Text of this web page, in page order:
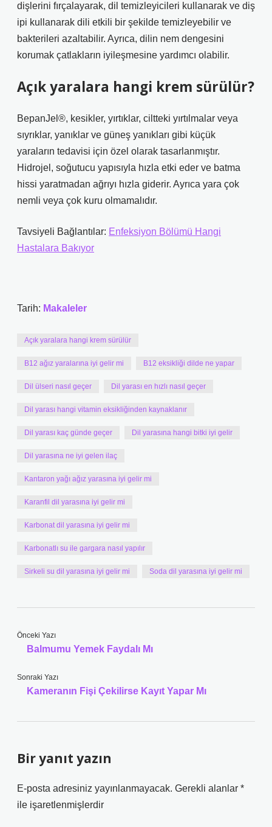
dişlerini fırçalayarak, dil temizleyicileri kullanarak ve diş
ipi kullanarak dili etkili bir şekilde temizleyebilir ve
bakterileri azaltabilir. Ayrıca, dilin nem dengesini
korumak çatlakların iyileşmesine yardımcı olabilir.
Açık yaralara hangi krem sürülür?
BepanJel®, kesikler, yırtıklar, ciltteki yırtılmalar veya
sıyrıklar, yanıklar ve güneş yanıkları gibi küçük
yaraların tedavisi için özel olarak tasarlanmıştır.
Hidrojel, soğutucu yapısıyla hızla etki eder ve batma
hissi yaratmadan ağrıyı hızla giderir. Ayrıca yara çok
nemli veya çok kuru olmamalıdır.
Tavsiyeli Bağlantılar: Enfeksiyon Bölümü Hangi
Hastalara Bakıyor
Tarih: Makaleler
Açık yaralara hangi krem sürülür
B12 ağız yaralarına iyi gelir mi B12 eksikliği dilde ne yapar
Dil ülseri nasıl geçer Dil yarası en hızlı nasıl geçer
Dil yarası hangi vitamin eksikliğinden kaynaklanır
Dil yarası kaç günde geçer Dil yarasına hangi bitki iyi gelir
Dil yarasına ne iyi gelen ilaç
Kantaron yağı ağız yarasına iyi gelir mi
Karanfil dil yarasına iyi gelir mi
Karbonat dil yarasına iyi gelir mi
Karbonatlı su ile gargara nasıl yapılır
Sirkeli su dil yarasına iyi gelir mi Soda dil yarasına iyi gelir mi
Önceki Yazı
Balmumu Yemek Faydalı Mı
Sonraki Yazı
Kameranın Fişi Çekilirse Kayıt Yapar Mı
Bir yanıt yazın
E-posta adresiniz yayınlanmayacak. Gerekli alanlar *
ile işaretlenmişlerdir